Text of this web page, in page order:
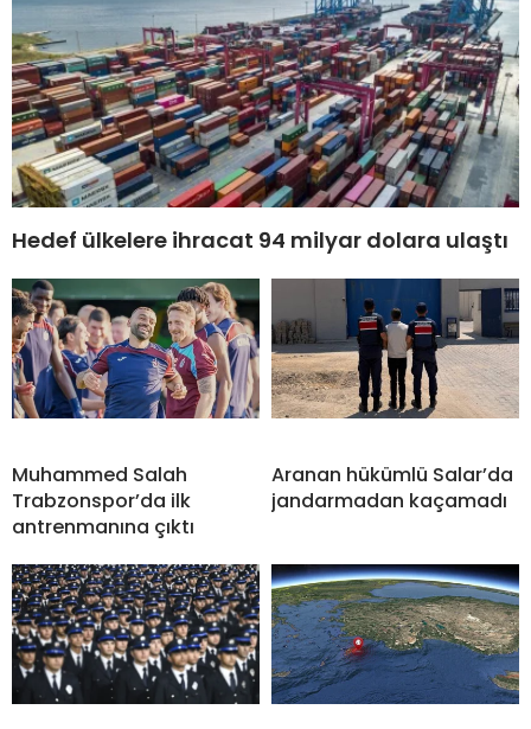
Hedef ülkelere ihracat 94 milyar dolara ulaştı
Muhammed Salah
Trabzonspor’da ilk
antrenmanına çıktı
Aranan hükümlü Salar’da
jandarmadan kaçamadı